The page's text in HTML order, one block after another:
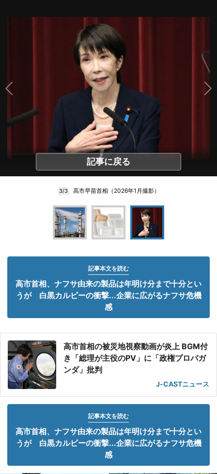
記事に戻る
3/3 高市早苗首相（2026年1月撮影）
記事本文を読む
高市首相、ナフサ由来の製品は年明け分まで十分とい
うが 白黒カルビーの衝撃...企業に広がるナフサ危機
感
高市首相の被災地視察動画が炎上 BGM付
き「総理が主役のPV」に「政権プロパガ
ンダ」批判
J-CASTニュース
記事本文を読む
高市首相、ナフサ由来の製品は年明け分まで十分とい
うが 白黒カルビーの衝撃...企業に広がるナフサ危機
感